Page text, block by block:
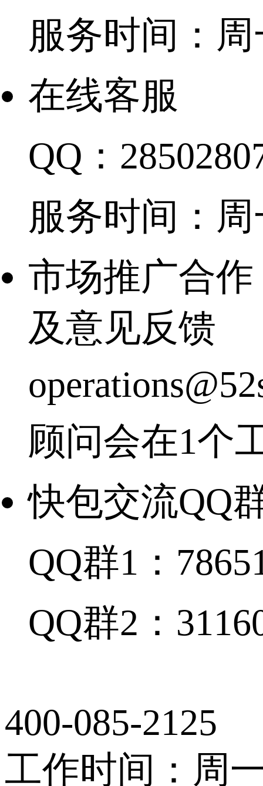
服务时间：周
在线客服
QQ：
服务时间：周
市场推广合作
及意见反馈
顾问会在1个
快包交流QQ
QQ群1：
QQ群2：
400-085-2125
工作时间：周